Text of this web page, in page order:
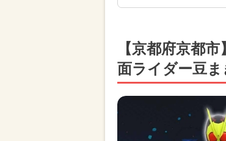
【京都府京都
面ライダー豆ま